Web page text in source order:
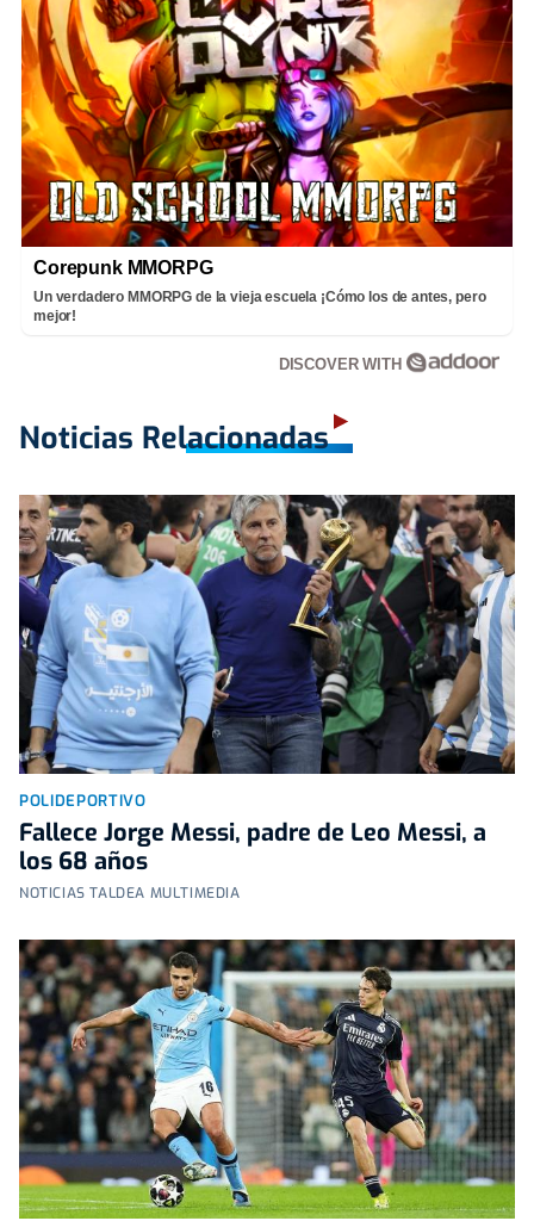
Corepunk MMORPG
Un verdadero MMORPG de la vieja escuela ¡Cómo los de antes, pero
mejor!
DISCOVER WITH
Noticias Relacionadas
POLIDEPORTIVO
Fallece Jorge Messi, padre de Leo Messi, a
los 68 años
NOTICIAS TALDEA MULTIMEDIA